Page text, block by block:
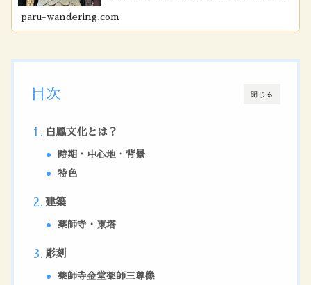
史は写真を見てどんな工夫が込められているか、読み取る
paru-wandering.com
閉じる
目次
白鳳文化とは？
時期・中心地・背景
特色
建築
薬師寺・東塔
彫刻
薬師寺金堂薬師三尊像